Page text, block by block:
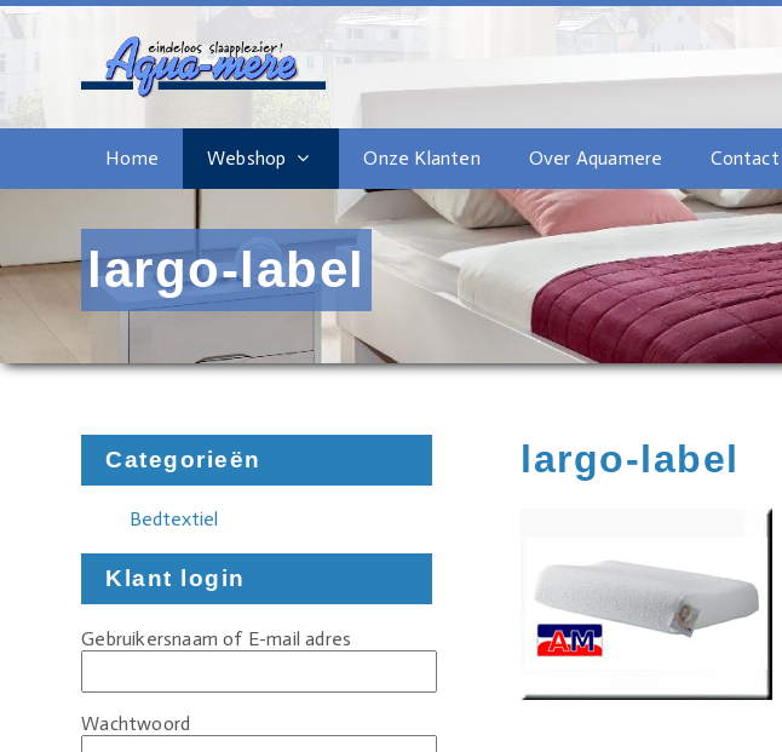
Home Webshop Onze Klanten Over Aquamere Contact
largo-label
Categorieën
Bedtextiel
Klant login
Gebruikersnaam of E-mail adres
Wachtwoord
largo-label